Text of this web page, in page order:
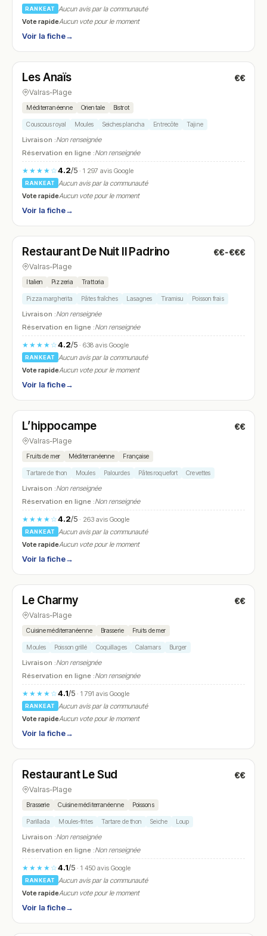
RANKEAT
Aucun avis par la communauté
Vote rapideAucun vote pour le moment
Voir la fiche→
N° 22
Les Anaïs €€
Valras-Plage
Méditerranéenne Orientale Bistrot
Couscous royal Moules Seiches plancha Entrecôte Tajine
Livraison :Non renseignée
Réservation en ligne :Non renseignée
★★★★☆4.2/5· 1 297 avis Google
RANKEAT
Aucun avis par la communauté
Vote rapideAucun vote pour le moment
Voir la fiche→
N° 23
Restaurant De Nuit Il Padrino €€-€€€
Valras-Plage
Italien Pizzeria Trattoria
Pizza margherita Pâtes fraîches Lasagnes Tiramisu Poisson frais
Livraison :Non renseignée
Réservation en ligne :Non renseignée
★★★★☆4.2/5· 638 avis Google
RANKEAT
Aucun avis par la communauté
Vote rapideAucun vote pour le moment
Voir la fiche→
N° 24
L’hippocampe €€
Valras-Plage
Fruits de mer Méditerranéenne Française
Tartare de thon Moules Palourdes Pâtes roquefort Crevettes
Livraison :Non renseignée
Réservation en ligne :Non renseignée
★★★★☆4.2/5· 263 avis Google
RANKEAT
Aucun avis par la communauté
Vote rapideAucun vote pour le moment
Voir la fiche→
N° 25
Le Charmy €€
Valras-Plage
Cuisine méditerranéenne Brasserie Fruits de mer
Moules Poisson grillé Coquillages Calamars Burger
Livraison :Non renseignée
Réservation en ligne :Non renseignée
★★★★☆4.1/5· 1 791 avis Google
RANKEAT
Aucun avis par la communauté
Vote rapideAucun vote pour le moment
Voir la fiche→
N° 26
Restaurant Le Sud €€
Valras-Plage
Brasserie Cuisine méditerranéenne Poissons
Parillada Moules-frites Tartare de thon Seiche Loup
Livraison :Non renseignée
Réservation en ligne :Non renseignée
★★★★☆4.1/5· 1 450 avis Google
RANKEAT
Aucun avis par la communauté
Vote rapideAucun vote pour le moment
Voir la fiche→